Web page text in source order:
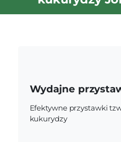
Wydajne
Efektywne przystawki
kukurydzy